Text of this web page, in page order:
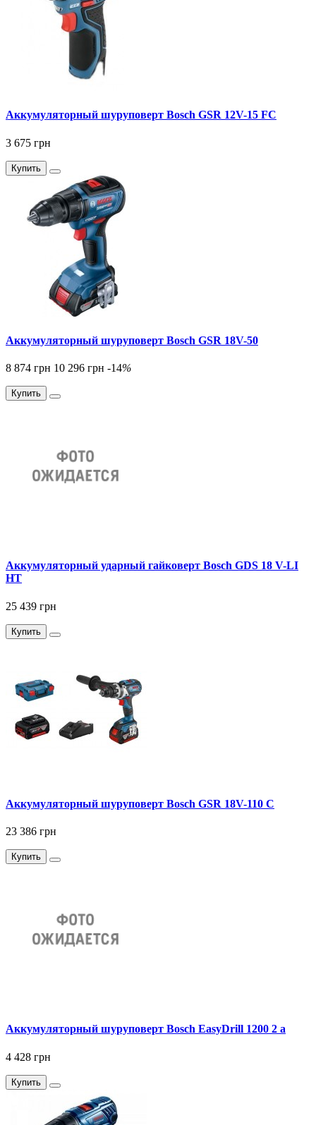
Аккумуляторный шуруповерт Bosch GSR 12V-15 FC
3 675 грн
Купить
Аккумуляторный шуруповерт Bosch GSR 18V-50
8 874 грн 10 296 грн -14%
Купить
Аккумуляторный ударный гайковерт Bosch GDS 18 V-LI
HT
25 439 грн
Купить
Аккумуляторный шуруповерт Bosch GSR 18V-110 C
23 386 грн
Купить
Аккумуляторный шуруповерт Bosch EasyDrill 1200 2 а
4 428 грн
Купить